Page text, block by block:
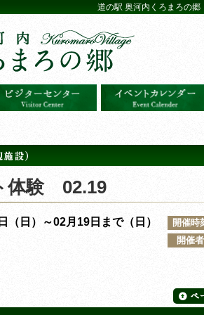
道の駅 奥河内くろまろの
体験 02.19
（日）～02月19日まで（日） 開催時
開催者